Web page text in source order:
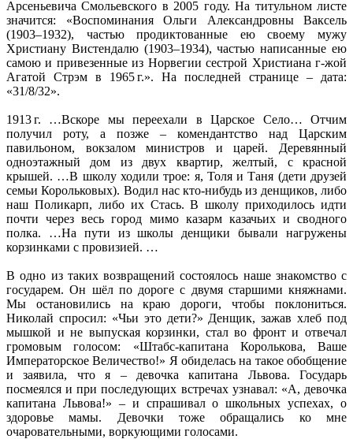
Арсеньевича Смольевского в 2005 году. На титульном листе
значится: «Воспоминания Ольги Александровны Ваксель
(1903–1932), частью продиктованные ею своему мужу
Христиану Вистендалю (1903–1934), частью написанные ею
самою и привезенные из Норвегии сестрой Христиана г-жой
Агатой Стрэм в 1965 г.». На последней странице – дата:
«31/8/32».
1913 г. …Вскоре мы переехали в Царское Село… Отчим
получил роту, а позже – комендантство над Царским
павильоном, вокзалом министров и царей. Деревянный
одноэтажный дом из двух квартир, желтый, с красной
крышей. …В школу ходили трое: я, Толя и Таня (дети друзей
семьи Корольковых). Водил нас кто-нибудь из денщиков, либо
наш Поликарп, либо их Стась. В школу приходилось идти
почти через весь город мимо казарм казачьих и сводного
полка. …На пути из школы денщики бывали нагружены
корзинками с провизией. …
В одно из таких возвращений состоялось наше знакомство с
государем. Он шёл по дороге с двумя старшими княжнами.
Мы остановились на краю дороги, чтобы поклониться.
Николай спросил: «Чьи это дети?» Денщик, зажав хлеб под
мышкой и не выпуская корзинки, стал во фронт и отвечал
громовым голосом: «Штабс-капитана Королькова, Ваше
Императорское Величество!» Я обиделась на такое обобщение
и заявила, что я – девочка капитана Львова. Государь
посмеялся и при последующих встречах узнавал: «А, девочка
капитана Львова!» – и спрашивал о школьных успехах, о
здоровье мамы. Девочки тоже обращались ко мне
очаровательными, воркующими голосами.